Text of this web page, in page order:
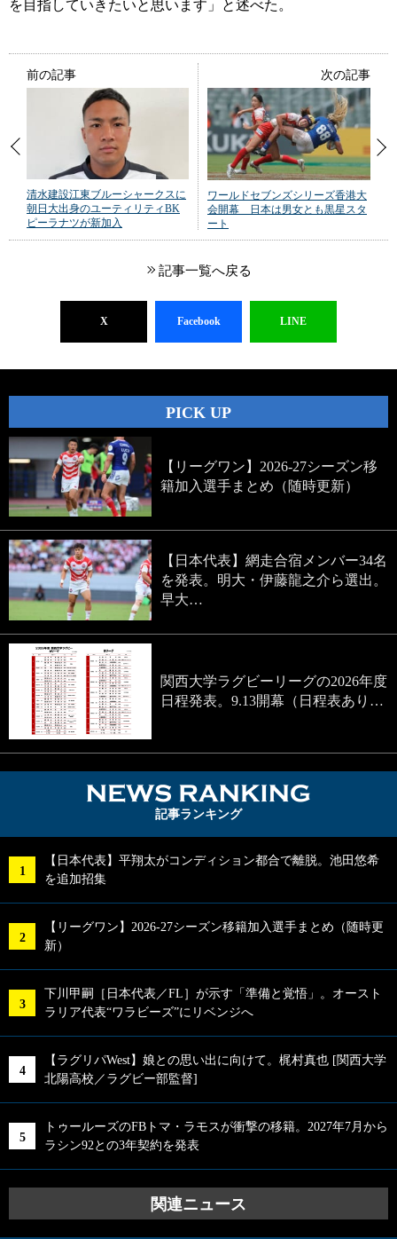
を目指していきたいと思います」と述べた。
前の記事
清水建設江東ブルーシャークスに
朝日大出身のユーティリティBK
ピーラナツが新加入
次の記事
ワールドセブンズシリーズ香港大
会開幕 日本は男女とも黒星スタ
ート
記事一覧へ戻る
X Facebook LINE
PICK UP
【リーグワン】2026-27シーズン移
籍加入選手まとめ（随時更新）
【日本代表】網走合宿メンバー34名
を発表。明大・伊藤龍之介ら選出。
早大…
関西大学ラグビーリーグの2026年度
日程発表。9.13開幕（日程表あり…
記事ランキング
【日本代表】平翔太がコンディション都合で離脱。池田悠希
を追加招集
【リーグワン】2026-27シーズン移籍加入選手まとめ（随時更
新）
下川甲嗣［日本代表／FL］が示す「準備と覚悟」。オースト
ラリア代表“ワラビーズ”にリベンジへ
【ラグリパWest】娘との思い出に向けて。梶村真也 [関西大学
北陽高校／ラグビー部監督]
トゥールーズのFBトマ・ラモスが衝撃の移籍。2027年7月から
ラシン92との3年契約を発表
関連ニュース